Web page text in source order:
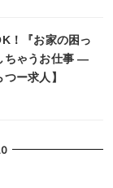
！『お家の困っ
ちゃうお仕事 ―
ー求人】